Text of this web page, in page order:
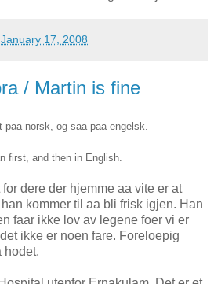
17, 2008
/ Martin is fine
norsk, og saa paa engelsk.
first, and then in English.
dere der hjemme aa vite er at
kommer til aa bli frisk igjen. Han
faar ikke lov av legene foer vi er
ikke er noen fare. Foreloepig
hodet.